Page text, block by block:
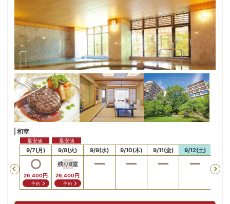
和室
Previous
9/7(月)
26,400円
予約
最安値
9/8(火)
残り8室
26,400円
予約
最安値
9/9(水) 9/10(木) 9/11(金) 9/12(土)